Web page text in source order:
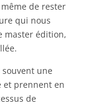
de rester
qui nous
master édition,
une
et prennent en
de